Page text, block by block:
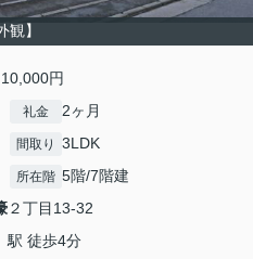
観】
円
礼金 2ヶ月
間取り 3LDK
所在階 5階/7階建
２丁目13-32
駅 徒歩4分